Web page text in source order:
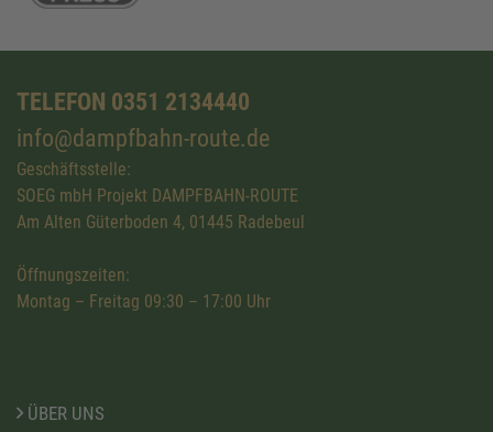
TELEFON 0351 2134440
info@dampfbahn-route.de
Geschäftsstelle:
SOEG mbH Projekt DAMPFBAHN-ROUTE
Am Alten Güterboden 4, 01445 Radebeul
Öffnungszeiten:
Montag – Freitag 09:30 – 17:00 Uhr
ÜBER UNS